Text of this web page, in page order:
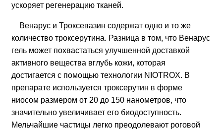
ускоряет регенерацию тканей.
Венарус и Троксевазин содержат одно и то же
количество троксерутина. Разница в том, что Венарус
гель может похвастаться улучшенной доставкой
активного вещества вглубь кожи, которая
достигается с помощью технологии NIOTROX. В
препарате используется троксерутин в форме
ниосом размером от 20 до 150 нанометров, что
значительно увеличивает его биодоступность.
Мельчайшие частицы легко преодолевают роговой